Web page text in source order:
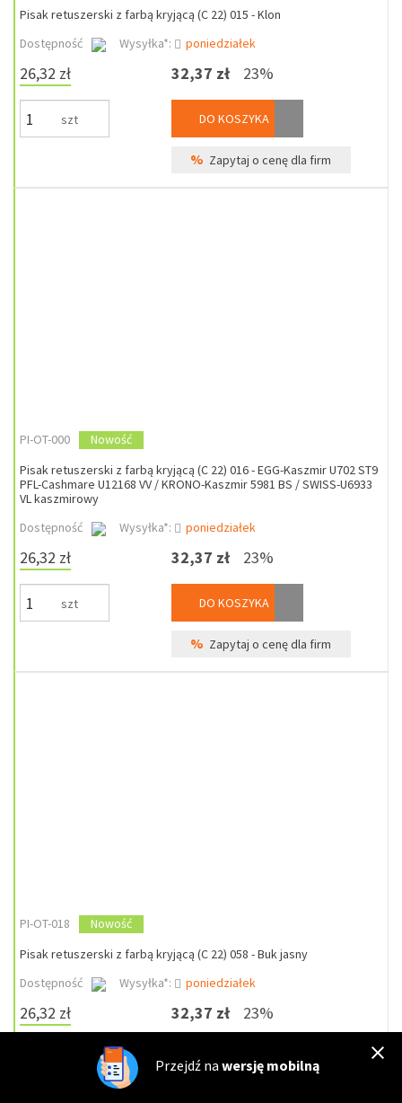
Pisak retuszerski z farbą kryjącą (C 22) 015 - Klon
Dostępność
Wysyłka*: poniedziałek
26,32 zł
szt
32,37 zł 23%
DO KOSZYKA
% Zapytaj o cenę dla firm
PI-OT-000
Nowość
Pisak retuszerski z farbą kryjącą (C 22) 016 - EGG-Kaszmir U702 ST9
PFL-Cashmare U12168 VV / KRONO-Kaszmir 5981 BS / SWISS-U6933
VL kaszmirowy
Dostępność
Wysyłka*: poniedziałek
26,32 zł
szt
32,37 zł 23%
DO KOSZYKA
% Zapytaj o cenę dla firm
PI-OT-018
Nowość
Pisak retuszerski z farbą kryjącą (C 22) 058 - Buk jasny
Dostępność
Wysyłka*: poniedziałek
26,32 zł 32,37 zł 23%
DO KOSZYKA
Przejdź na wersję mobilną